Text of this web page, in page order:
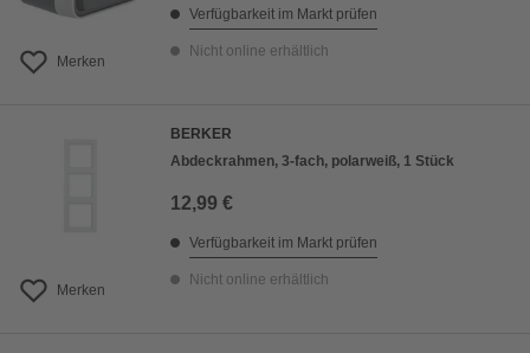
Merken
Verfügbarkeit im Markt prüfen
Nicht online erhältlich
Merken
BERKER
Abdeckrahmen, 3-fach, polarweiß, 1 Stück
12,99 €
Verfügbarkeit im Markt prüfen
Nicht online erhältlich